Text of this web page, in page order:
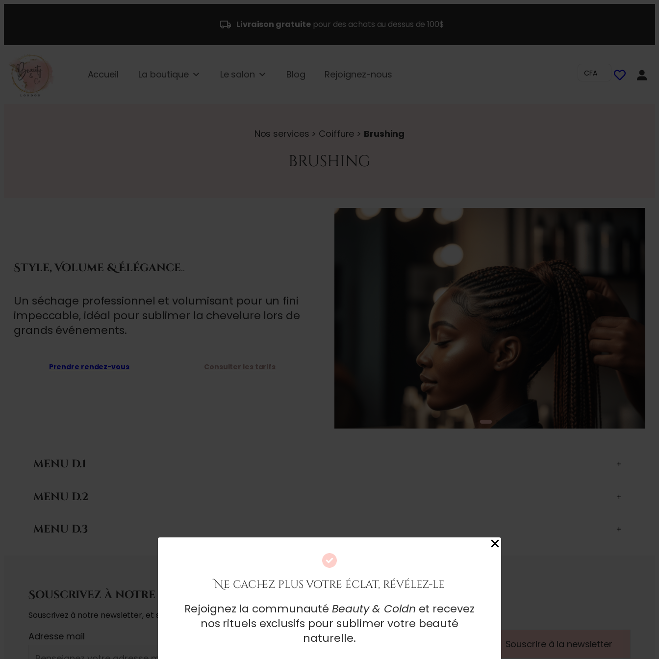
Ne cachez plus votre éclat, révélez-le
Rejoignez la communautéBeauty & Coldn et recevez
nos rituels exclusifs pour sublimer votre beauté
naturelle.
Livraison gratuite pour des achats au dessus de 100$
Accueil La boutique Le salon Blog Rejoignez-nous CFA
Nos services > Coiffure > Brushing
BRUSHING
Style, Volume & Élégance..
Un séchage professionnel et volumisant pour un fini
impeccable, idéal pour sublimer la chevelure lors de
grands événements.
Prendre rendez-vous Consulter les tarifs
MENU D.1 +
MENU D.2 +
MENU D.3 +
Souscrivez à notre newsletter
Souscrivez à notre newsletter, et soyez informé sur nos exclusivités, et nos derniers articles.
Adresse mail